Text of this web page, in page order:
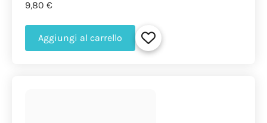
9,80 €
Aggiungi al carrello